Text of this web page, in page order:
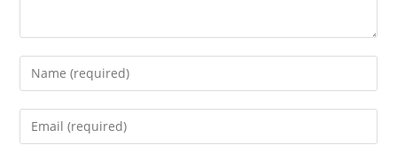
Enter
your
name
Enter
your